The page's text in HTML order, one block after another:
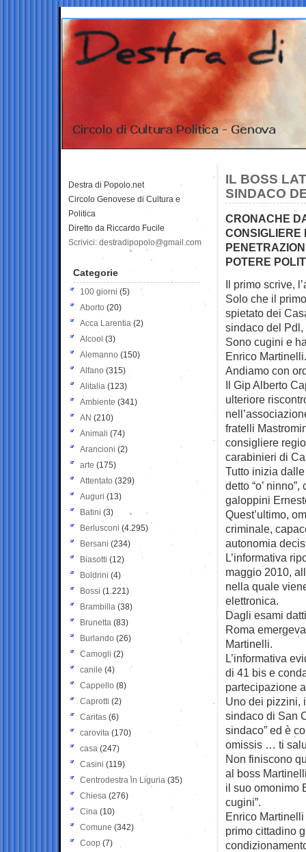
IL BOSS
SINDACO
CRONACHE
POTERE
Il primo scrive,
Solo che il
spietato dei
sindaco del
Sono cugini e
Enrico Martinelli.
Andiamo con
Il Gip Alberto
ulteriore
fratelli
consigliere
carabinieri di
Tutto inizia
detto “o’
galoppini
Quest’ultimo,
criminale,
autonomia
L’informativa
maggio 2010,
nella quale
elettronica.
Dagli esami
Roma
Martinelli.
L’informativa
di 41 bis e
partecipazione
Uno dei pizzini,
sindaco di San
sindaco” ed è
omissis … ti
Non finiscono
al boss
il suo omonimo
cugini”.
Enrico
primo cittadino
Destra di Popolo.net
Circolo Genovese di Cultura e
Politica
Diretto da Riccardo Fucile
Scrivici: destradipopolo@gmail.com
Categorie
100 giorni (5)
Aborto (20)
Acca Larentia (2)
Alcool (3)
Alemanno (150)
Alfano (315)
Alitalia (123)
Ambiente (341)
AN (210)
Animali (74)
Arancioni (2)
arte (175)
Attentato (329)
Auguri (13)
Batini (3)
Berlusconi (4.295)
Bersani (234)
Biasotti (12)
Boldrini (4)
Bossi (1.221)
Brambilla (38)
Brunetta (83)
Burlando (26)
Camogli (2)
canile (4)
Cappello (8)
Caprotti (2)
Caritas (6)
carovita (170)
casa (247)
Casini (119)
Centrodestra in Liguria (35)
Chiesa (276)
Cina (10)
Comune (342)
Coop (7)